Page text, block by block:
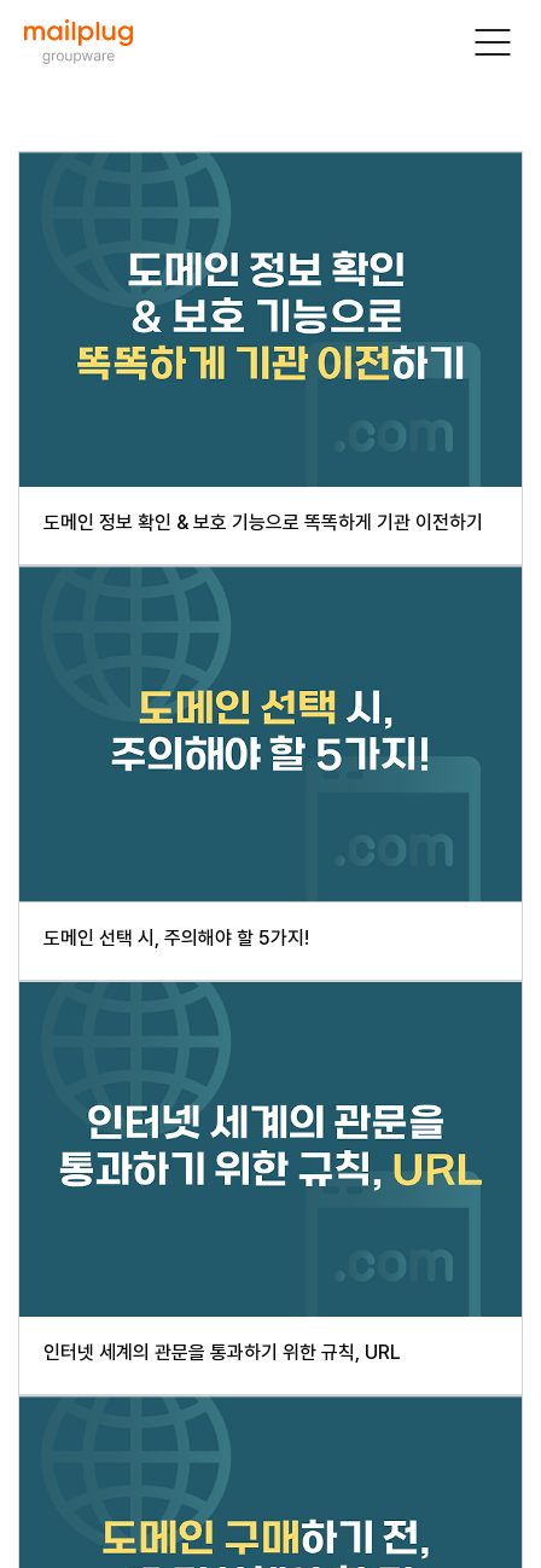
도메인 정보 확인 & 보호 기능으로 똑똑하게 기관 이전하기
도메인 선택 시, 주의해야 할 5가지!
인터넷 세계의 관문을 통과하기 위한 규칙, URL